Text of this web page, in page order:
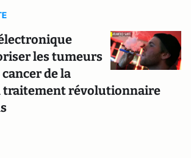
les tumeurs
de la
traitement révolutionnaire